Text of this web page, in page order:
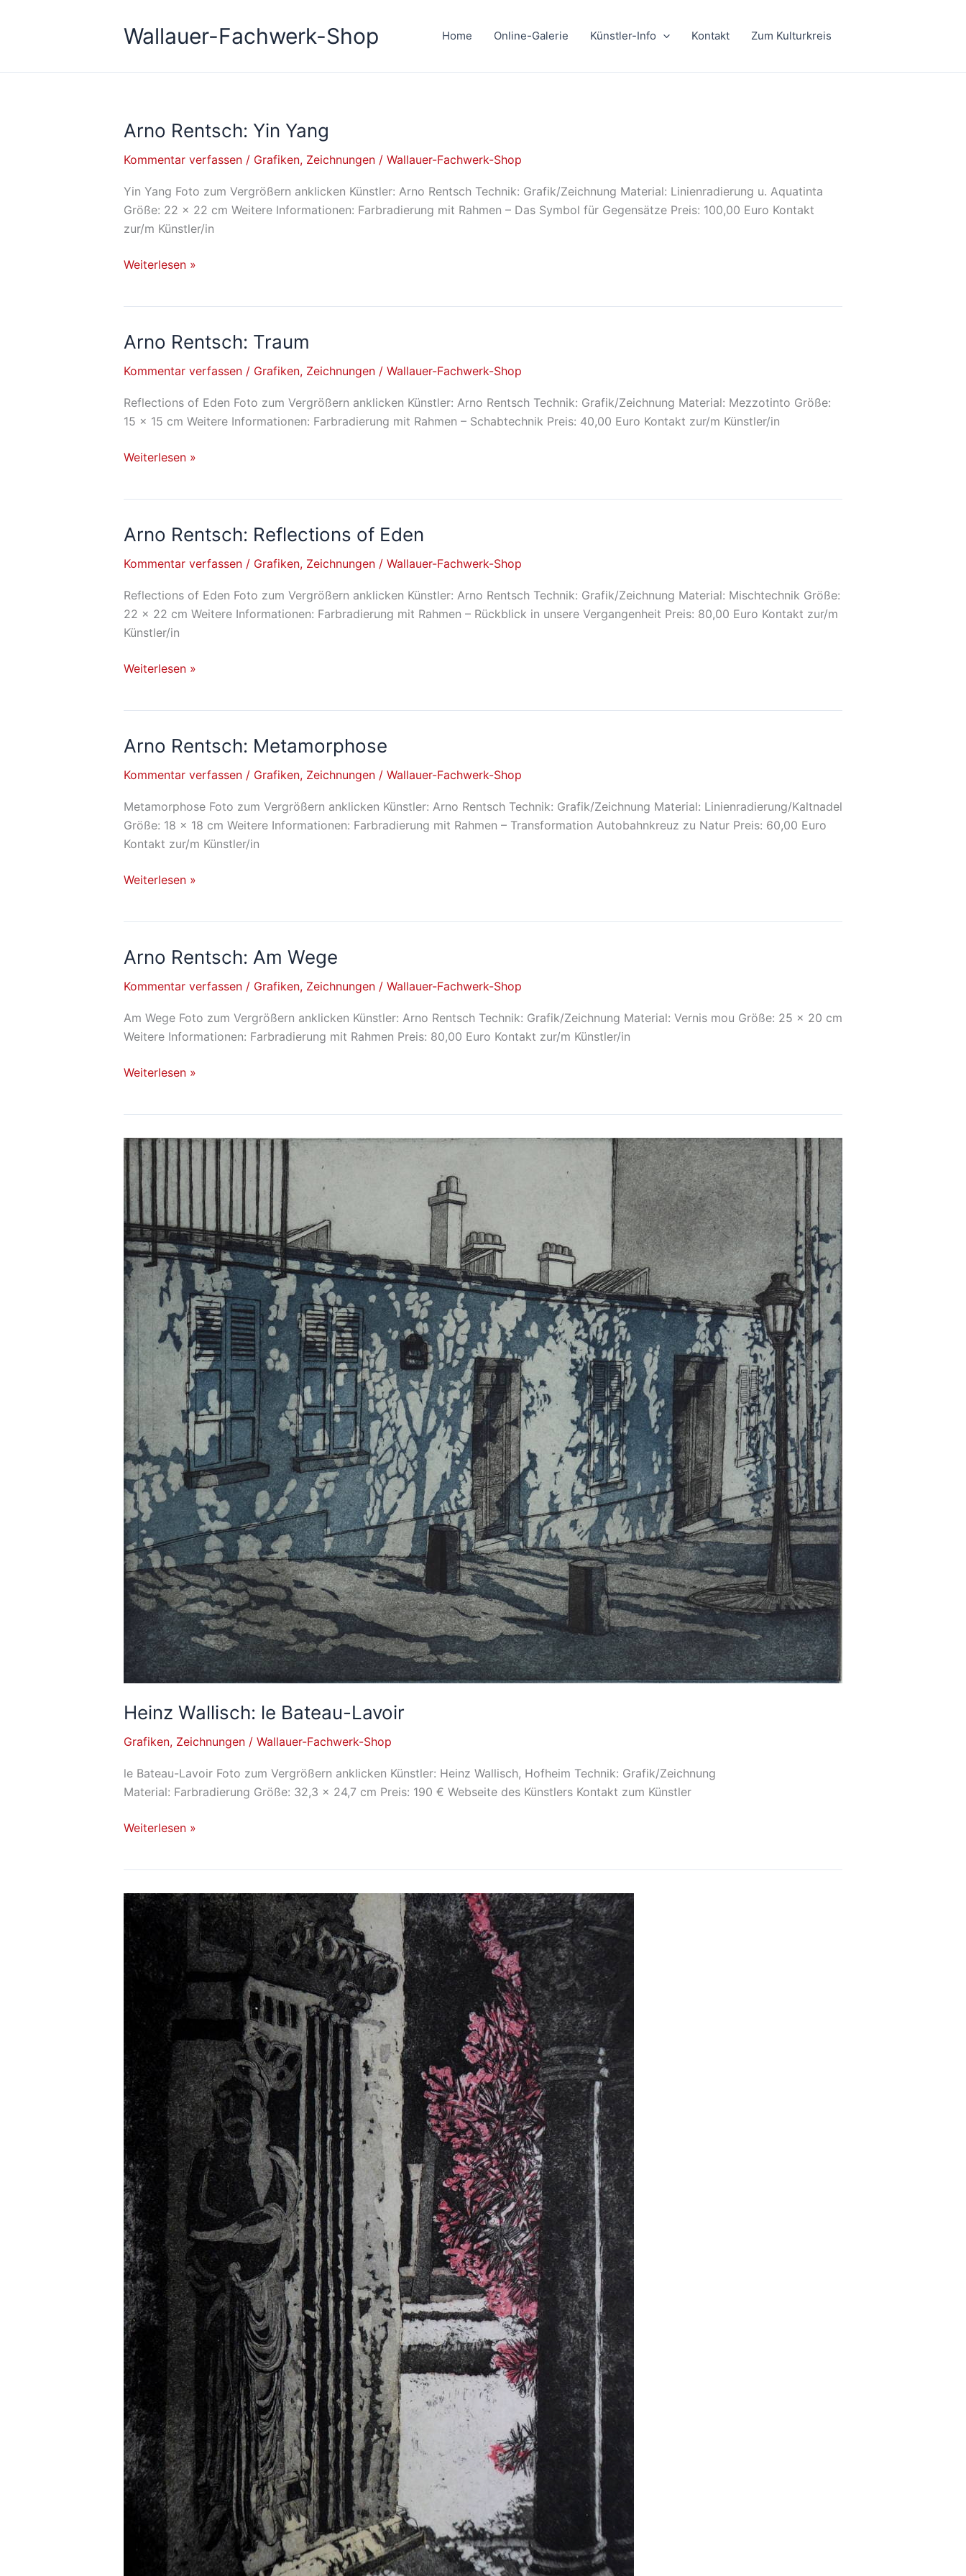
Wallauer-Fachwerk-Shop Home Online-Galerie Künstler-Info Kontakt Zum Kulturkreis
Arno Rentsch: Yin Yang
Kommentar verfassen / Grafiken, Zeichnungen / Wallauer-Fachwerk-Shop
Yin Yang Foto zum Vergrößern anklicken Künstler: Arno Rentsch Technik: Grafik/Zeichnung Material: Linienradierung u. Aquatinta
Größe: 22 x 22 cm Weitere Informationen: Farbradierung mit Rahmen – Das Symbol für Gegensätze Preis: 100,00 Euro Kontakt
zur/m Künstler/in
Arno
Yang
Weiterlesen »
Arno Rentsch: Traum
Kommentar verfassen / Grafiken, Zeichnungen / Wallauer-Fachwerk-Shop
Reflections of Eden Foto zum Vergrößern anklicken Künstler: Arno Rentsch Technik: Grafik/Zeichnung Material: Mezzotinto Größe:
15 x 15 cm Weitere Informationen: Farbradierung mit Rahmen – Schabtechnik Preis: 40,00 Euro Kontakt zur/m Künstler/in
Arno
Weiterlesen »
Arno Rentsch: Reflections of Eden
Kommentar verfassen / Grafiken, Zeichnungen / Wallauer-Fachwerk-Shop
Reflections of Eden Foto zum Vergrößern anklicken Künstler: Arno Rentsch Technik: Grafik/Zeichnung Material: Mischtechnik Größe:
22 x 22 cm Weitere Informationen: Farbradierung mit Rahmen – Rückblick in unsere Vergangenheit Preis: 80,00 Euro Kontakt zur/m
Künstler/in
Arno
of
Weiterlesen »
Arno Rentsch: Metamorphose
Kommentar verfassen / Grafiken, Zeichnungen / Wallauer-Fachwerk-Shop
Metamorphose Foto zum Vergrößern anklicken Künstler: Arno Rentsch Technik: Grafik/Zeichnung Material: Linienradierung/Kaltnadel
Größe: 18 x 18 cm Weitere Informationen: Farbradierung mit Rahmen – Transformation Autobahnkreuz zu Natur Preis: 60,00 Euro
Kontakt zur/m Künstler/in
Arno
Weiterlesen »
Arno Rentsch: Am Wege
Kommentar verfassen / Grafiken, Zeichnungen / Wallauer-Fachwerk-Shop
Am Wege Foto zum Vergrößern anklicken Künstler: Arno Rentsch Technik: Grafik/Zeichnung Material: Vernis mou Größe: 25 x 20 cm
Weitere Informationen: Farbradierung mit Rahmen Preis: 80,00 Euro Kontakt zur/m Künstler/in
Arno
Wege
Weiterlesen »
Heinz Wallisch: le Bateau-Lavoir
Grafiken, Zeichnungen / Wallauer-Fachwerk-Shop
le Bateau-Lavoir Foto zum Vergrößern anklicken Künstler: Heinz Wallisch, Hofheim Technik: Grafik/Zeichnung
Material: Farbradierung Größe: 32,3 x 24,7 cm Preis: 190 € Webseite des Künstlers Kontakt zum Künstler
Heinz
Wallisch:
le
Bateau-
Lavoir
Weiterlesen »
Heinz
Wallisch:
Arles